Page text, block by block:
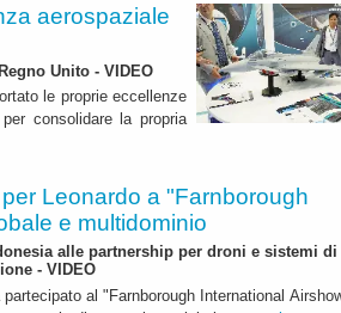
aerospaziale
Unito - VIDEO
le proprie eccellenze
consolidare la propria
Leonardo a "Farnborough
e multidominio
alle partnership per droni e sistemi di
- VIDEO
al "Farnborough International